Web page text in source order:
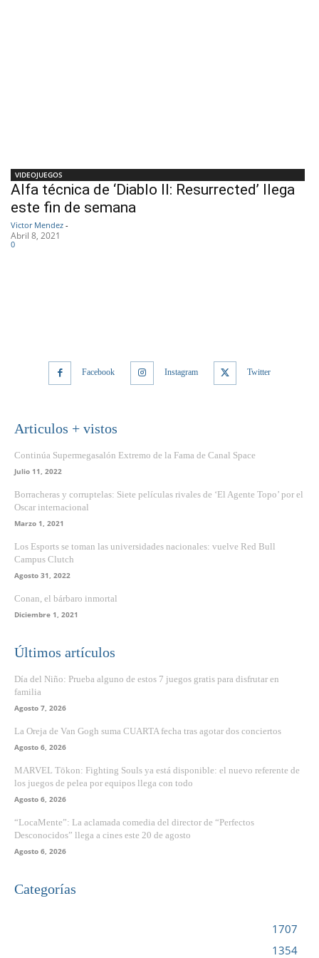
VIDEOJUEGOS
Alfa técnica de ‘Diablo II: Resurrected’ llega
este fin de semana
Victor Mendez -
Abril 8, 2021
0
Facebook Instagram Twitter
Articulos + vistos
Continúa Supermegasalón Extremo de la Fama de Canal Space
Julio 11, 2022
Borracheras y corruptelas: Siete películas rivales de ‘El Agente Topo’ por el
Oscar internacional
Marzo 1, 2021
Los Esports se toman las universidades nacionales: vuelve Red Bull
Campus Clutch
Agosto 31, 2022
Conan, el bárbaro inmortal
Diciembre 1, 2021
Últimos artículos
Día del Niño: Prueba alguno de estos 7 juegos gratis para disfrutar en
familia
Agosto 7, 2026
La Oreja de Van Gogh suma CUARTA fecha tras agotar dos conciertos
Agosto 6, 2026
MARVEL Tōkon: Fighting Souls ya está disponible: el nuevo referente de
los juegos de pelea por equipos llega con todo
Agosto 6, 2026
“LocaMente”: La aclamada comedia del director de “Perfectos
Desconocidos” llega a cines este 20 de agosto
Agosto 6, 2026
Categorías
1707
1354